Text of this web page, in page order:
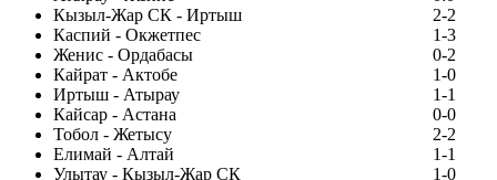
Кызыл-Жар СК - Иртыш
2-2
Каспий - Окжетпес
1-3
Женис - Ордабасы
0-2
Кайрат - Актобе
1-0
Иртыш - Атырау
1-1
Кайсар - Астана
0-0
Тобол - Жетысу
2-2
Елимай - Алтай
1-1
Улытау - Кызыл-Жар СК
1-0